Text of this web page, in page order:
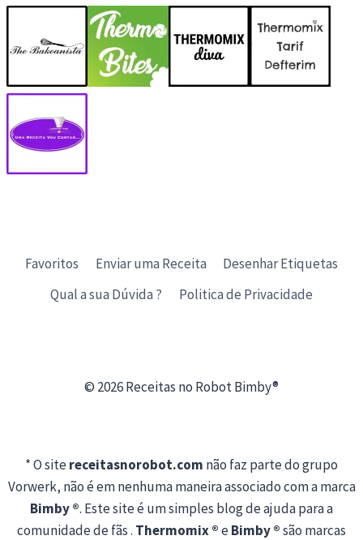
Favoritos Enviar uma Receita
Desenhar Etiquetas
Qual a sua Dúvida ?
Politica de Privacidade
© 2026 Receitas no Robot Bimby®
* O sitereceitasnorobot.com não faz parte do grupo
Vorwerk, não é em nenhuma maneira associado com a marca
Bimby ®. Este site é um simples blog de ajuda para a
comunidade de fãs . Thermomix ®eBimby ®são marcas